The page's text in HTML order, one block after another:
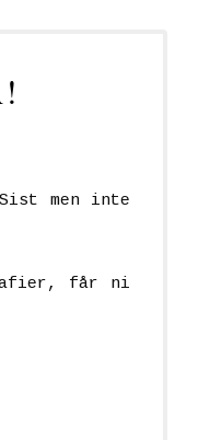
men inte
får ni